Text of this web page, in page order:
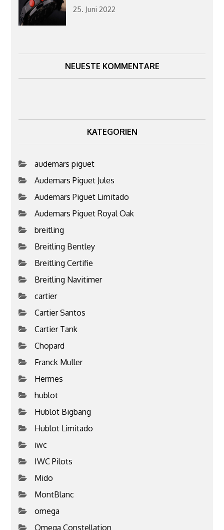
25. Juni 2022
NEUESTE KOMMENTARE
KATEGORIEN
audemars piguet
Audemars Piguet Jules
Audemars Piguet Limitado
Audemars Piguet Royal Oak
breitling
Breitling Bentley
Breitling Certifie
Breitling Navitimer
cartier
Cartier Santos
Cartier Tank
Chopard
Franck Muller
Hermes
hublot
Hublot Bigbang
Hublot Limitado
iwc
IWC Pilots
Mido
MontBlanc
omega
Omega Constellation